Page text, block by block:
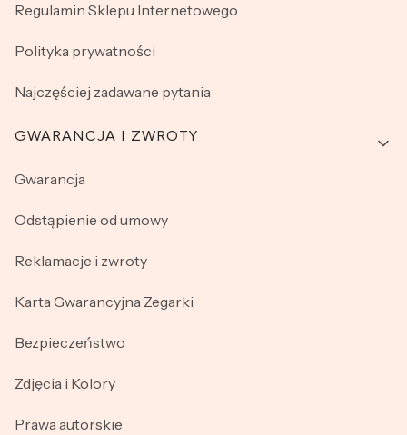
Regulamin Sklepu Internetowego
Polityka prywatności
Najczęściej zadawane pytania
GWARANCJA I ZWROTY
Gwarancja
Odstąpienie od umowy
Reklamacje i zwroty
Karta Gwarancyjna Zegarki
Bezpieczeństwo
Zdjęcia i Kolory
Prawa autorskie